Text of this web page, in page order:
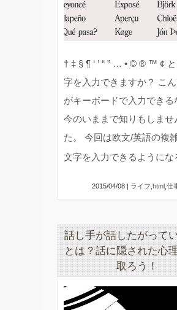
† ‡ § ¶ ‘ ’ “ ” … • © ® ™ ¢
字を入力できますか？ こ
がキーボードで入力できる
今のいままで知りもしませ
た。 今回は欧文/英語の複
文字を入力できるようにな
2015/04/08 | ライフ html 仕
話し手が話したがって
とは？話に隠された心
取ろう！